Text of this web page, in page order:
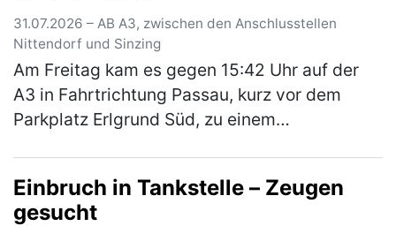
31.07.2026 – AB A3, zwischen den Anschlusstellen
Nittendorf und Sinzing
Am Freitag kam es gegen 15:42 Uhr auf der
A3 in Fahrtrichtung Passau, kurz vor dem
Parkplatz Erlgrund Süd, zu einem
(mehr)
Einbruch in Tankstelle – Zeugen
gesucht